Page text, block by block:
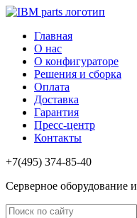
Главная
О нас
О конфигураторе
Решения и сборка
Оплата
Доставка
Гарантия
Пресс-центр
Контакты
+7(495) 374-85-40
Серверное